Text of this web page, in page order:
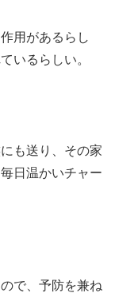
用があるらし
いるらしい。
も送り、その家
日温かいチャー
で、予防を兼ね